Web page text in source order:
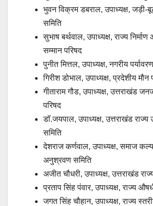
भुवन विक्रम डबराल, उपाध्यक्ष, जड़ी-
समिति
सुभाष बर्थवाल, उपाध्यक्ष, राज्य
सम्मान परिषद
पुनीत मित्तल, उपाध्यक्ष, नगरीय
गिरीश डोभाल, उपाध्यक्ष, प्रदेशीय मौन
गीताराम गौड, उपाध्यक्ष, उत्तराखंड
परिषद
डॉ.जयपाल, उपाध्यक्ष, उत्तराखंड राज्य
समिति
देशराज कर्णवाल, उपाध्यक्ष, समाज
अनुश्रवण समिति
अजीत चौधरी, उपाध्यक्ष, उत्तराखंड
प्रताप सिंह पंवार, उपाध्यक्ष, राज्य
जगत सिंह चौहान, उपाध्यक्ष, राज्य